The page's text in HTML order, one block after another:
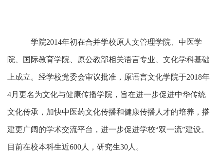
学院2014年初在合并学校原人文管理学院、中医学
院、国际教育学院、原公教部相关语言专业、文化学科基础
上成立。经学校党委会审议批准，原语言文化学院于2018年
4月更名为文化与健康传播学院，旨在进一步促进中华传统
文化传承，加快中医药文化传播和健康传播人才的培养，搭
建更广阔的学术交流平台，进一步促进学校“双一流”建设。
目前在校本科生近600人，研究生30人。